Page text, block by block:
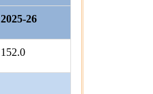
2025-26
152.0